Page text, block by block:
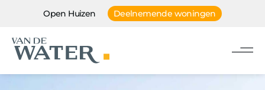
Open Huizen Deelnemende woningen